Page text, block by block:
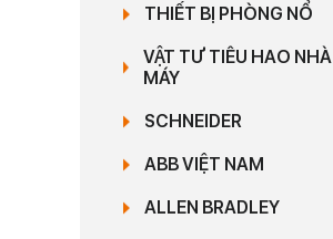
THIẾT BỊ PHÒNG NỔ
VẬT TƯ TIÊU HAO NHÀ
MÁY
SCHNEIDER
ABB VIỆT NAM
ALLEN BRADLEY